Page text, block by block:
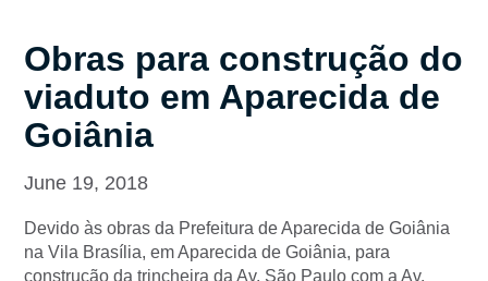
Obras para construção do
viaduto em Aparecida de
Goiânia
June 19, 2018
Devido às obras da Prefeitura de Aparecida de Goiânia
na Vila Brasília, em Aparecida de Goiânia, para
construção da trincheira da Av. São Paulo com a Av.